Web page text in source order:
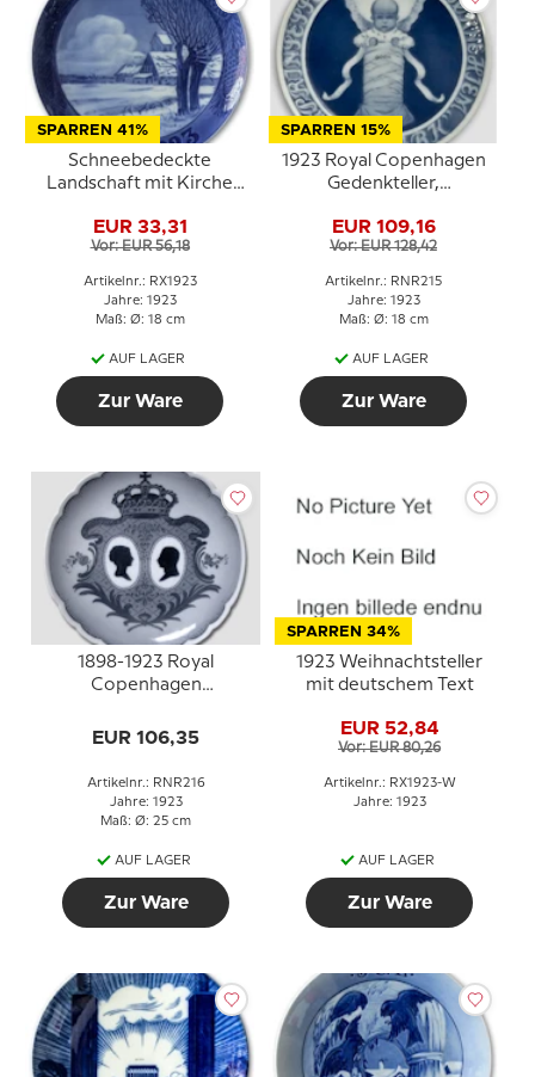
SPARREN 41%
Schneebedeckte
Landschaft mit Kirche
Weihnachtsteller
EUR 33,31
Vor: EUR 56,18
Artikelnr.: RX1923
Jahre: 1923
Maß: Ø: 18 cm
AUF LAGER
Zur Ware
SPARREN 15%
1923 Royal Copenhagen
Gedenkteller,
BØRNEHJEM
DANMARK (Waisenhaus
der Prinzessin Helena in
Dänemark)
EUR 109,16
Vor: EUR 128,42
Artikelnr.: RNR215
Jahre: 1923
Maß: Ø: 18 cm
AUF LAGER
Zur Ware
1898-1923 Royal
Copenhagen
Silberhochzeit bon
Alexandrine
EUR 106,35
Artikelnr.: RNR216
Jahre: 1923
Maß: Ø: 25 cm
AUF LAGER
Zur Ware
SPARREN 34%
1923 Weihnachtsteller
mit deutschem Text
EUR 52,84
Vor: EUR 80,26
Artikelnr.: RX1923-W
Jahre: 1923
AUF LAGER
Zur Ware